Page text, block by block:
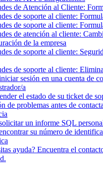
de Atención al Cliente:
de soporte al cliente:
de soporte al cliente:
de atención al cliente:
de la empresa
de soporte al cliente:
de soporte al cliente:
sesión en una cuenta de
a
el estado de su ticket de
de problemas antes de
un informe SQL
su número de
ayuda? Encuentra el